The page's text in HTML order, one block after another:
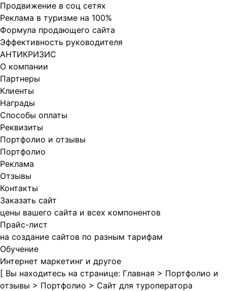
Продвижение в соц сетях
Реклама в туризме на 100%
Формула продающего сайта
Эффективность руководителя
АНТИКРИЗИС
О компании
Партнеры
Клиенты
Награды
Способы оплаты
Реквизиты
Портфолио и отзывы
Портфолио
Реклама
Отзывы
Контакты
Заказать сайт
цены вашего сайта и всех компонентов
Прайс-лист
на создание сайтов по разным тарифам
Обучение
Интернет маркетинг и другое
[ Вы находитесь на странице: Главная > Портфолио и
отзывы > Портфолио > Сайт для туроператора